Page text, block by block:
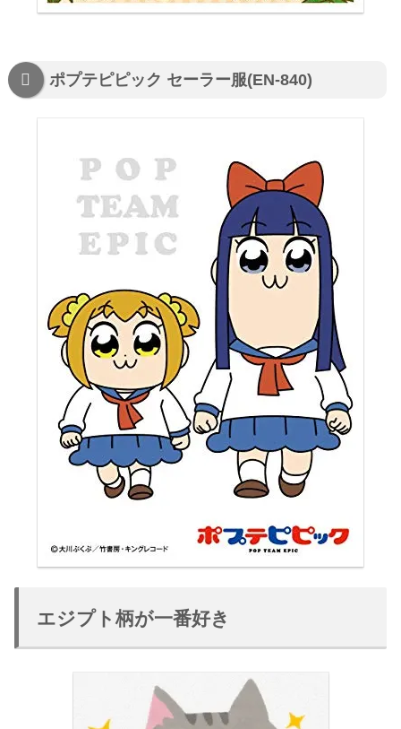
ポプテピピック セーラー服(EN-840)
エジプト柄が一番好き